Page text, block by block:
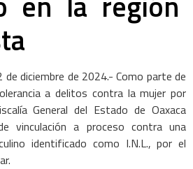
de diciembre de 2024.- Como parte de
a delitos contra la mujer por
General del Estado de Oaxaca
vinculación a proceso contra una
identificado como I.N.L., por el